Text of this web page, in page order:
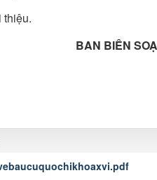
thiệu.
BAN BIÊN